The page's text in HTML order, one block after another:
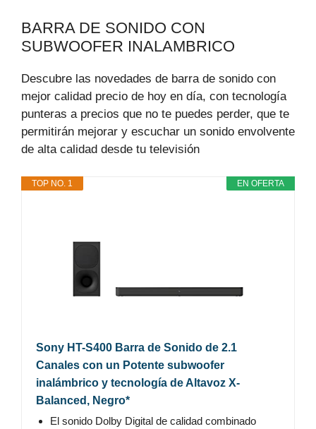
BARRA DE SONIDO CON
SUBWOOFER INALAMBRICO
Descubre las novedades de barra de sonido con
mejor calidad precio de hoy en día, con tecnología
punteras a precios que no te puedes perder, que te
permitirán mejorar y escuchar un sonido envolvente
de alta calidad desde tu televisión
EN OFERTA
TOP NO. 1
Sony HT-S400 Barra de Sonido de 2.1
Canales con un Potente subwoofer
inalámbrico y tecnología de Altavoz X-
Balanced, Negro*
El sonido Dolby Digital de calidad combinado